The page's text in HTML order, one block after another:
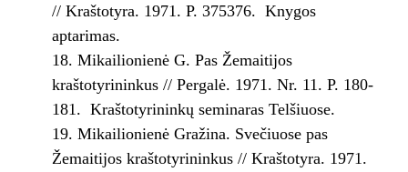
// Kraštotyra. 1971. P. 375­376. ­ Knygos
aptarimas.
Mikailionienė G. Pas Žemaitijos
kraštotyrininkus // Pergalė. 1971. Nr. 11. P. 180­
181. ­ Kraštotyrininkų seminaras Telšiuose.
Mikailionienė Gražina. Svečiuose pas
Žemaitijos kraštotyrininkus // Kraštotyra. 1971.